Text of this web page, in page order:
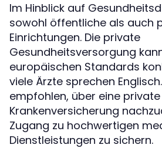
Im Hinblick auf
sowohl öffentliche als auch
Einrichtungen. Die private
Gesundheitsversorgung
europäischen Standards
viele Ärzte sprechen
empfohlen, über eine private
Krankenversicherung
Zugang zu hochwertigen
Dienstleistungen zu sichern.